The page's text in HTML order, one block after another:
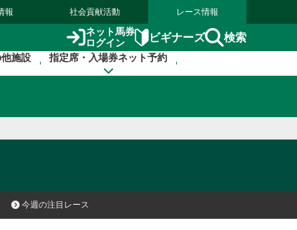
報 社会貢献活動 レース情報
ネット馬券
ログイン
ビギナーズ 検索
施設 指定席・入場券ネット予約
今週の注目レース